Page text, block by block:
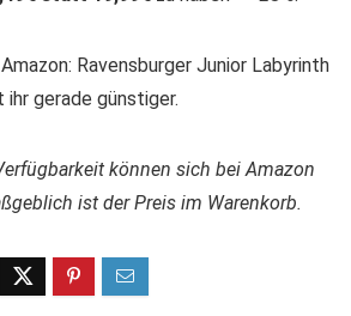
Ravensburger Junior Labyrinth
gerade günstiger.
können sich bei Amazon
ist der Preis im Warenkorb.